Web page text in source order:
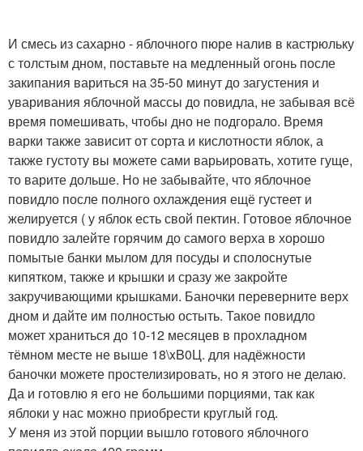
И смесь из сахарно - яблочного пюре налив в кастрюльку
с толстым дном, поставьте на медленный огонь после
закипания вариться на 35-50 минут до загустения и
уваривания яблочной массы до повидла, не забывая всё
время помешивать, чтобы дно не подгорало. Время
варки также зависит от сорта и кислотности яблок, а
также густоту вы можете сами варьировать, хотите гуще,
то варите дольше. Но не забывайте, что яблочное
повидло после полного охлаждения ещё густеет и
желируется ( у яблок есть свой пектин. Готовое яблочное
повидло залейте горячим до самого верха в хорошо
помытые банки мылом для посуды и сполоснутые
кипятком, также и крышки и сразу же закройте
закручивающими крышками. Баночки переверните верх
дном и дайте им полностью остыть. Такое повидло
может храниться до 10-12 месяцев в прохладном
тёмном месте не выше 18\xB0Ц. для надёжности
баночки можете простелизировать, но я этого не делаю.
Да и готовлю я его не большими порциями, так как
яблоки у нас можно приобрести круглый год.
У меня из этой порции вышло готового яблочного